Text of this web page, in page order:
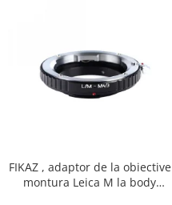
FIKAZ , adaptor de la obiective
montura Leica M la body